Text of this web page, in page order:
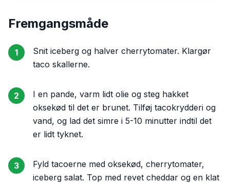
Fremgangsmåde
1
Snit iceberg og halver cherrytomater. Klargør
taco skallerne.
2
I en pande, varm lidt olie og steg hakket
oksekød til det er brunet. Tilføj tacokrydderi og
vand, og lad det simre i 5-10 minutter indtil det
er lidt tyknet.
3
Fyld tacoerne med oksekød, cherrytomater,
iceberg salat. Top med revet cheddar og en klat